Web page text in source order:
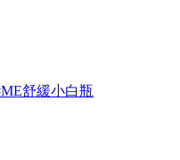
舒緩小白瓶